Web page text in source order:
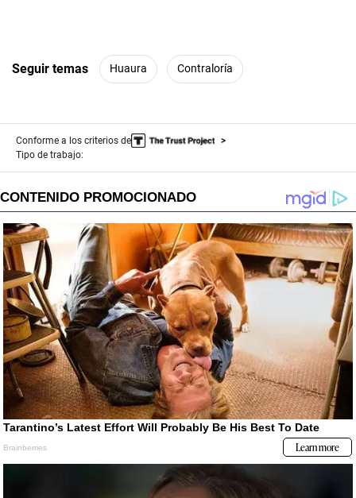
Seguir temas Huaura Contraloría
Conforme a los criterios de
Tipo de trabajo: